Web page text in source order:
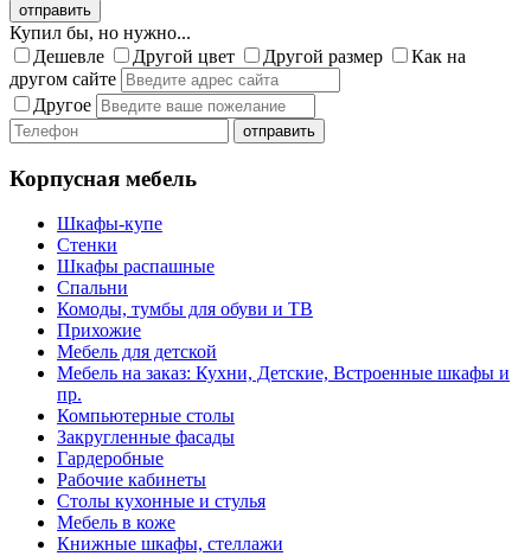
Купил бы, но нужно...
Дешевле
Другой цвет Другой размер
Как на
другом сайте
Другое
Корпусная мебель
Шкафы-купе
Стенки
Шкафы распашные
Спальни
Комоды, тумбы для обуви и ТВ
Прихожие
Мебель для детской
Мебель на заказ: Кухни, Детские, Встроенные шкафы и
пр.
Компьютерные столы
Закругленные фасады
Гардеробные
Рабочие кабинеты
Столы кухонные и стулья
Мебель в коже
Книжные шкафы, стеллажи